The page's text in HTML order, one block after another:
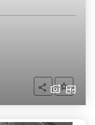
Condividi